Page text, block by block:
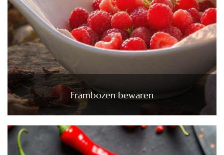
Frambozen bewaren